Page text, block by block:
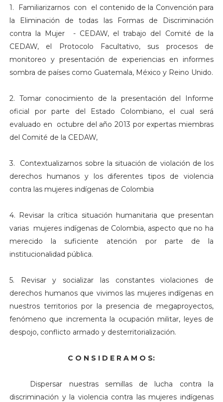
1. Familiarizarnos con el contenido de la Convención para
la Eliminación de todas las Formas de Discriminación
contra la Mujer - CEDAW, el trabajo del Comité de la
CEDAW, el Protocolo Facultativo, sus procesos de
monitoreo y presentación de experiencias en informes
sombra de países como Guatemala, México y Reino Unido.
2. Tomar conocimiento de la presentación del Informe
oficial por parte del Estado Colombiano, el cual será
evaluado en octubre del año 2013 por expertas miembras
del Comité de la CEDAW,
3. Contextualizarnos sobre la situación de violación de los
derechos humanos y los diferentes tipos de violencia
contra las mujeres indígenas de Colombia
4. Revisar la crítica situación humanitaria que presentan
varias mujeres indígenas de Colombia, aspecto que no ha
merecido la suficiente atención por parte de la
institucionalidad pública.
5. Revisar y socializar las constantes violaciones de
derechos humanos que vivimos las mujeres indígenas en
nuestros territorios por la presencia de megaproyectos,
fenómeno que incrementa la ocupación militar, leyes de
despojo, conflicto armado y desterritorialización.
C O N S I D E R A M O S:
Dispersar nuestras semillas de lucha contra la
discriminación y la violencia contra las mujeres indígenas